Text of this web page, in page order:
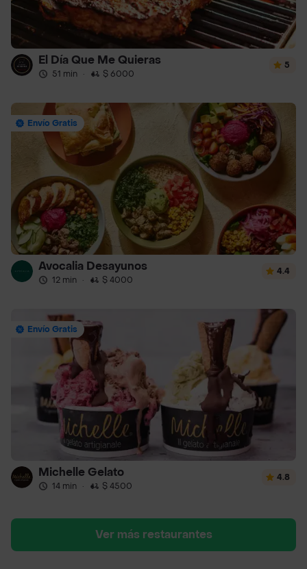
El Día Que Me Quieras
51 min · $ 6000
5
Envío Gratis
Avocalia Desayunos
12 min · $ 4000
4.4
Envío Gratis
Michelle Gelato
14 min · $ 4500
4.8
Ver más restaurantes